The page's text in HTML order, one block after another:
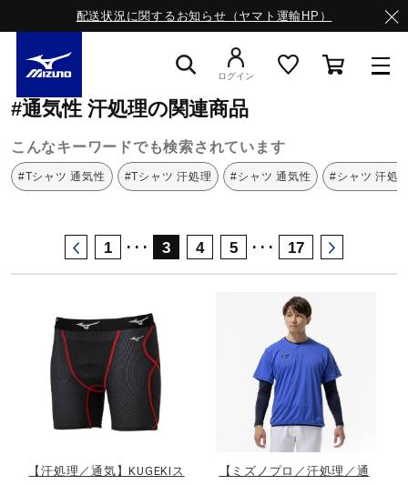
配送状況に関するお知らせ（ヤマト運輸HP）
ライフスタイルウエア
ランニング
サッカー／フットサル
トレーニング
野球
ログイン
ミズノ公式オンライン
#通気性 汗処理の関連商品
こんなキーワードでも検索されています
#Tシャツ 通気性 #Tシャツ 汗処理 #シャツ 通気性 #シャツ 汗処
1 ･･･ 3 4 5 ･･･ 17
【汗処理／通気】KUGEKIス
【ミズノプロ／汗処理／通